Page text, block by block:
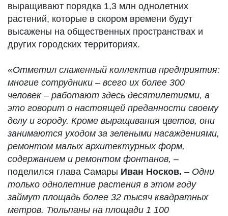
выращивают порядка 1,3 млн однолетних
растений, которые в скором времени будут
высажены на общественных пространствах и
других городских территориях.
«Отметил слаженный коллектив предприятия:
многие сотрудники – всего их более 300
человек – работают здесь десятилетиями, а
это говорит о настоящей преданности своему
делу и городу. Кроме выращивания цветов, они
занимаются уходом за зелеными насаждениями,
ремонтом малых архитектурных форм,
содержанием и ремонтом фонтанов, –
поделился глава Самары Иван Носков. – Одни
только однолетние растения в этом году
займут площадь более 32 тысяч квадратных
метров. Тюльпаны на площади 1 100